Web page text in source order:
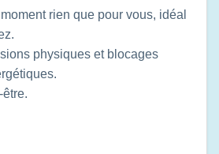
rien que pour vous, idéal
physiques et blocages